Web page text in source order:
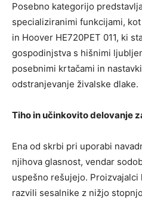
Posebno kategorijo
specializiranimi funkcijami,
in Hoover HE720PET 011, ki
gospodinjstva s hišnimi
posebnimi krtačami in
odstranjevanje živalske dlake.
Tiho in učinkovito delovanje
Ena od skrbi pri uporabi
njihova glasnost, vendar
uspešno rešujejo. Proizvajalci
razvili sesalnike z nižjo